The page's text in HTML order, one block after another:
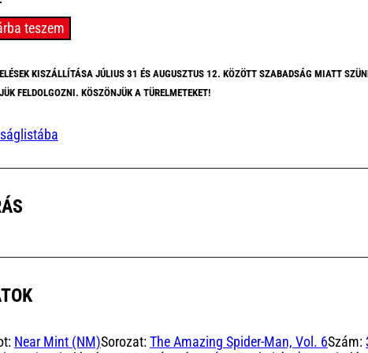
teszem
KISZÁLLÍTÁSA JÚLIUS 31 ÉS AUGUSZTUS 12. KÖZÖTT SZABADSÁG MIATT
FELDOLGOZNI. KÖSZÖNJÜK A TÜRELMETEKET!
Near Mint (NM)Sorozat:The Amazing Spider-Man, Vol. 6Szám: